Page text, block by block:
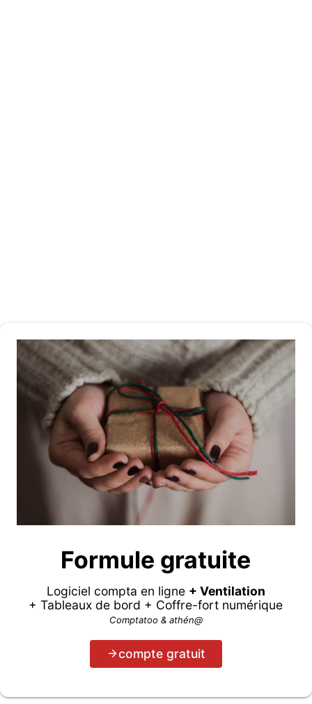
Formule gratuite
Logiciel compta en ligne + Ventilation
+ Tableaux de bord + Coffre-fort numérique
Comptatoo & athén@
compte gratuit